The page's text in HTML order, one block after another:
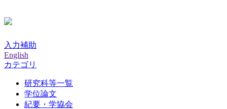
入力補助
English
カテゴリ
研究科等一覧
学位論文
紀要・学協会